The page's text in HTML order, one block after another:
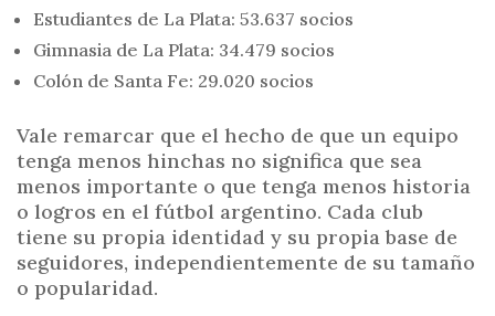
Estudiantes de La Plata: 53.637 socios
Gimnasia de La Plata: 34.479 socios
Colón de Santa Fe: 29.020 socios
Vale remarcar que el hecho de que un equipo
tenga menos hinchas no significa que sea
menos importante o que tenga menos historia
o logros en el fútbol argentino. Cada club
tiene su propia identidad y su propia base de
seguidores, independientemente de su tamaño
o popularidad.